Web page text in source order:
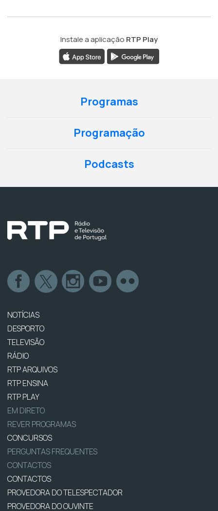
Instale a aplicação RTP Play
Programas
Programação
Podcasts
NOTÍCIAS
DESPORTO
TELEVISÃO
RÁDIO
RTP ARQUIVOS
RTP ENSINA
RTP PLAY
EM DIRETO
REVER PROGRAMAS
CONCURSOS
PERGUNTAS FREQUENTES
CONTACTOS
CONTACTOS
PROVEDORA DO TELESPECTADOR
PROVEDORA DO OUVINTE